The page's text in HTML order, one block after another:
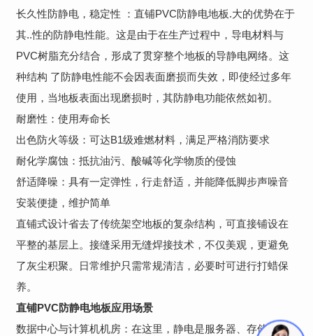
长久性防静电，稳定性 ：直铺PVC防静电地板.大的优势在于
其..性的防静电性能。这是由于在生产过程中，导电材料与
PVC树脂充分结合，形成了贯穿整个地板的导静电网络。这
种结构 了防静电性能不会因表面磨损而失效，即使经过多年
使用，当地板表面出现磨损时，其防静电功能依然如初。
耐磨性：使用寿命长
出色防火等级：可达B1级难燃材料，满足严格消防要求
耐化学腐蚀：抵抗油污、酸碱等化学物质的侵蚀
舒适降噪：具有一定弹性，行走舒适，并能降低脚步声噪音
安装便捷，维护简单
直铺式设计省去了传统架空地板的复杂结构，可直接铺设在
平整的基层上。接缝采用无缝焊接技术，不仅美观，更避免
了灰尘积聚。日常维护只需常规清洁，必要时可进行打蜡保
养。
直铺PVC防静电地板应用场景
数据中心与计算机机房：在这里，静电是服务器、存储设备